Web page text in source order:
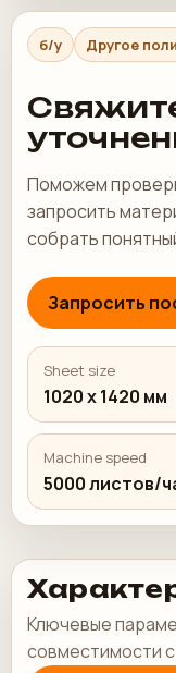
б/у Другое
Поможем
запросить
собрать
Запросить
Sheet size
1020 x 1420 мм
Machine speed
5000 листов/
Ключевые
совместимости